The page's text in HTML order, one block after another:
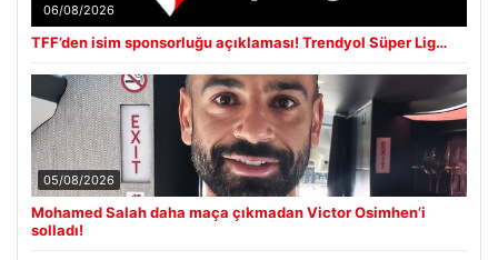
06/08/2026
TFF’den isim sponsorluğu açıklaması! Trendyol Süper Lig…
05/08/2026
Mohamed Salah daha maça çıkmadan Victor Osimhen’i
solladı!